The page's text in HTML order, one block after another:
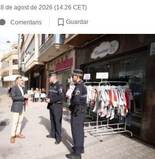
8 de agost de 2026 (14:26 CET)
Comentaris Guardar